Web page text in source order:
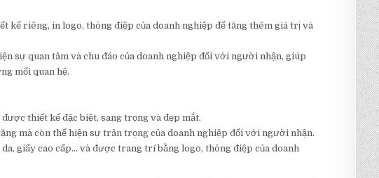
kế riêng, in logo, thông điệp của doanh nghiệp để tăng thêm giá trị và
sự quan tâm và chu đáo của doanh nghiệp đối với người nhận, giúp
mối quan hệ.
thiết kế đặc biệt, sang trọng và đẹp mắt.
mà còn thể hiện sự trân trọng của doanh nghiệp đối với người nhận.
giấy cao cấp… và được trang trí bằng logo, thông điệp của doanh